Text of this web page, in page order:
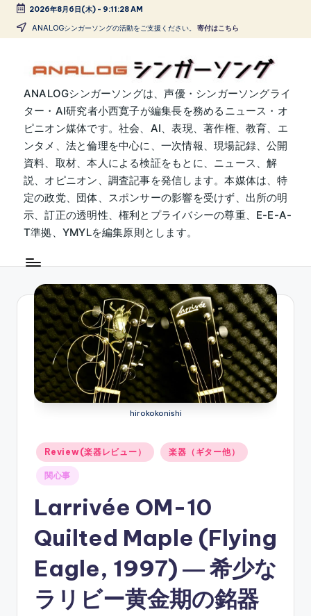
Skip
2026年8月6日(木)- 9:11:29 AM
ANALOGシンガーソングの活動をご支援ください。 寄付はこちら
A
N
A
L
O
G
シ
ン
ー
ソ
ン
グ
ANALOGシンガーソングは、声優・シンガーソングライ
ター・AI研究者小西寛子が編集長を務めるニュース・オ
ピニオン媒体です。社会、AI、表現、著作権、教育、エ
ンタメ、法と倫理を中心に、一次情報、現場記録、公開
資料、取材、本人による検証をもとに、ニュース、解
説、オピニオン、調査記事を発信します。本媒体は、特
定の政党、団体、スポンサーの影響を受けず、出所の明
示、訂正の透明性、権利とプライバシーの尊重、E-E-A-
T準拠、YMYLを編集原則とします。
hirokokonishi
Posted
in
Review(楽器レビュー） 楽器（ギター他）
関心事
Larrivée OM-10
Quilted Maple (Flying
Eagle, 1997) ― 希少な
ラリビー黄金期の銘器